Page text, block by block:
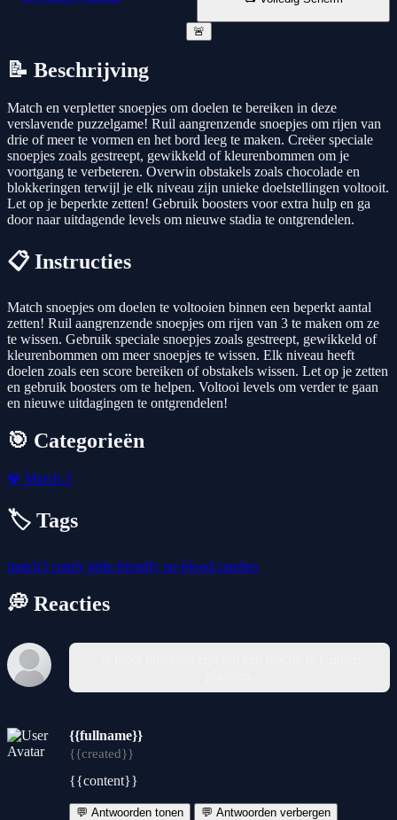
🚨
📝 Beschrijving
Match en verpletter snoepjes om doelen te bereiken in deze
verslavende puzzelgame! Ruil aangrenzende snoepjes om rijen van
drie of meer te vormen en het bord leeg te maken. Creëer speciale
snoepjes zoals gestreept, gewikkeld of kleurenbommen om je
voortgang te verbeteren. Overwin obstakels zoals chocolade en
blokkeringen terwijl je elk niveau zijn unieke doelstellingen voltooit.
Let op je beperkte zetten! Gebruik boosters voor extra hulp en ga
door naar uitdagende levels om nieuwe stadia te ontgrendelen.
📋 Instructies
Match snoepjes om doelen te voltooien binnen een beperkt aantal
zetten! Ruil aangrenzende snoepjes om rijen van 3 te maken om ze
te wissen. Gebruik speciale snoepjes zoals gestreept, gewikkeld of
kleurenbommen om meer snoepjes te wissen. Elk niveau heeft
doelen zoals een score bereiken of obstakels wissen. Let op je zetten
en gebruik boosters om te helpen. Voltooi levels om verder te gaan
en nieuwe uitdagingen te ontgrendelen!
🎯 Categorieën
💎 Match-3
🏷️ Tags
match3 candy kids-friendly no-blood candies
💭 Reacties
{{fullname}}
{{created}}
{{content}}
💬 Antwoorden tonen 💬 Antwoorden verbergen